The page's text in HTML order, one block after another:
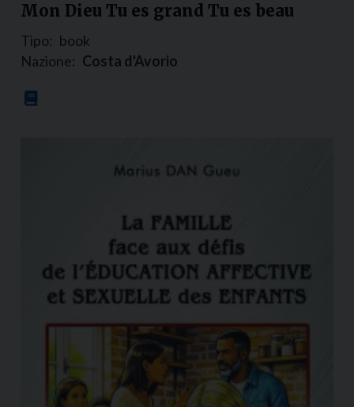
Mon Dieu Tu es grand Tu es beau
Tipo: book
Nazione: Costa d'Avorio